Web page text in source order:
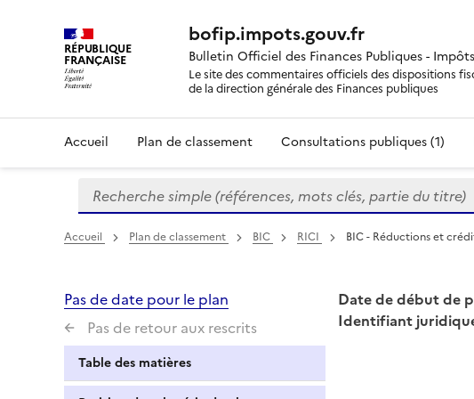
RÉPUBLIQUE
FRANÇAISE
bofip.impots.gouv.fr
Bulletin Officiel des Finances Publiques - Impôts
Le site des commentaires officiels des dispositions
de la direction générale des Finances publiques
Accueil Plan de classement Consultations publiques (1)
Formulaire
de
recherche
Recherche simple (références, mots clés, partie du titre)
Accueil Plan de classement BIC RICI BIC - Réductions et
Pas de date pour le plan
Pas de retour aux rescrits
Table des matières
Date de début de
Identifiant